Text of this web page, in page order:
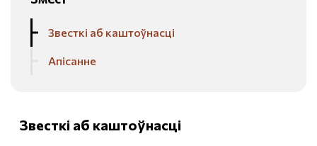
Звесткі аб каштоўнасці
Апісанне
Звесткі аб каштоўнасці